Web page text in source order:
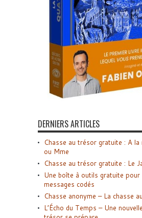
DERNIERS ARTICLES
Chasse au trésor gratuite : A la
ou Mme
Chasse au trésor gratuite : Le
Une boîte à outils gratuite pour
messages codés
Chasse anonyme – La chasse
L’Écho du Temps – Une